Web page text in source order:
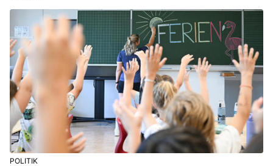
POLITIK